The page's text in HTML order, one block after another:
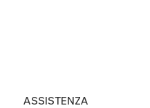
ASSISTENZA